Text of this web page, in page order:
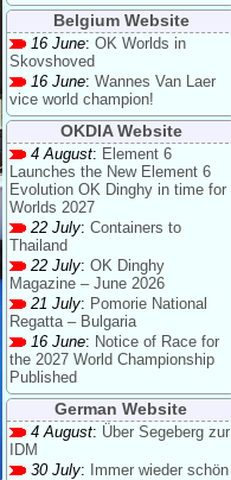
Belgium Website
16 June: OK Worlds in
Skovshoved
16 June: Wannes Van Laer
vice world champion!
OKDIA Website
4 August: Element 6
Launches the New Element 6
Evolution OK Dinghy in time for
Worlds 2027
22 July: Containers to
Thailand
22 July: OK Dinghy
Magazine – June 2026
21 July: Pomorie National
Regatta – Bulgaria
16 June: Notice of Race for
the 2027 World Championship
Published
German Website
4 August: Über Segeberg zur
IDM
30 July:
Immer wieder schön